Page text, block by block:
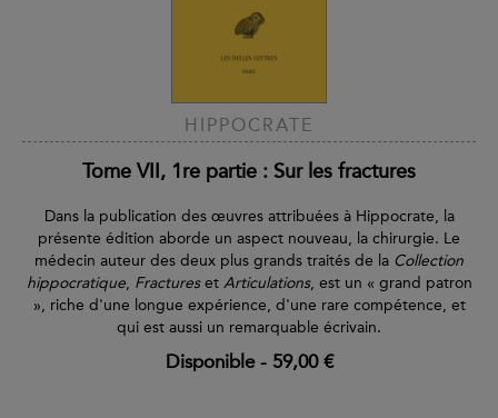
HIPPOCRATE
Tome VII, 1re partie : Sur les fractures
Dans la publication des œuvres attribuées à Hippocrate, la
présente édition aborde un aspect nouveau, la chirurgie. Le
médecin auteur des deux plus grands traités de la Collection
hippocratique, Fractureset Articulations, est un « grand patron
», riche d'une longue expérience, d'une rare compétence, et
qui est aussi un remarquable écrivain.
Disponible- 59,00 €